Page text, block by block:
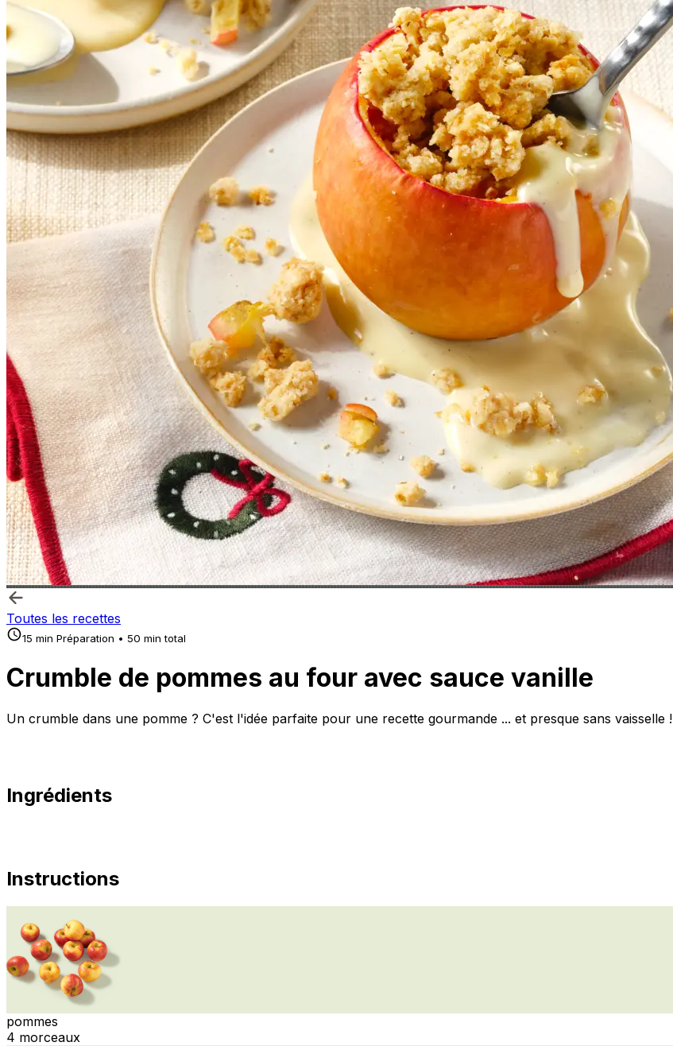
Toutes les recettes
15 min Préparation • 50 min total
Crumble de pommes au four avec sauce vanille
Un crumble dans une pomme ? C'est l'idée parfaite pour une recette gourmande ... et presque sans vaisselle !
Ingrédients
Instructions
pommes
4 morceaux